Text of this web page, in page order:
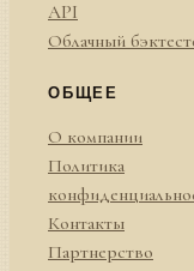
API
Облачный
ОБЩЕЕ
О компании
Политика
Контакты
Партнерство